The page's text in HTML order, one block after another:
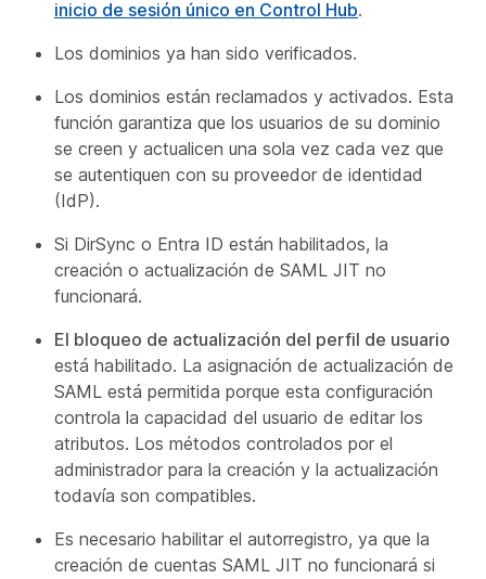
inicio de sesión único en Control Hub.
Los dominios ya han sido verificados.
Los dominios están reclamados y activados. Esta
función garantiza que los usuarios de su dominio
se creen y actualicen una sola vez cada vez que
se autentiquen con su proveedor de identidad
(IdP).
Si DirSync o Entra ID están habilitados, la
creación o actualización de SAML JIT no
funcionará.
El bloqueo de actualización del perfil de usuario
está habilitado. La asignación de actualización de
SAML está permitida porque esta configuración
controla la capacidad del usuario de editar los
atributos. Los métodos controlados por el
administrador para la creación y la actualización
todavía son compatibles.
Es necesario habilitar el autorregistro, ya que la
creación de cuentas SAML JIT no funcionará si